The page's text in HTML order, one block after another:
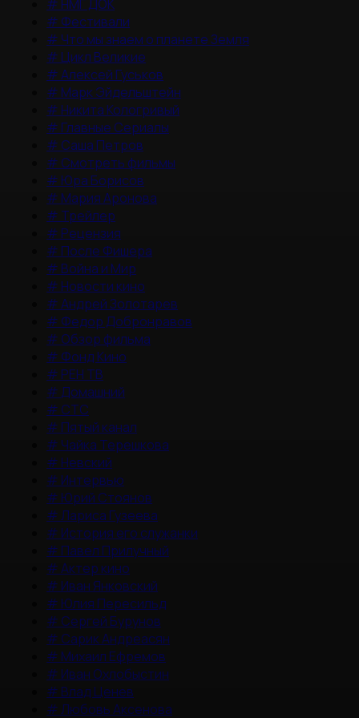
# НМГ ДОК
# Фестивали
# Что мы знаем о планете Земля
# Цикл Великие
#Алексей Гуськов
# Марк Эйдельштейн
# Никита Кологривый
# Главные Сериалы
# Саша Петров
# Смотреть фильмы
# Юра Борисов
# Мария Аронова
# Трейлер
# Рецензия
# После Фишера
# Война и Мир
# Новости кино
#Андрей Золотарев
# Федор Добронравов
# Обзор фильма
# Фонд Кино
# РЕН ТВ
# Домашний
# СТС
# Пятый канал
# Чайка Терешкова
# Невский
# Интервью
# Юрий Стоянов
#Лариса Гузеева
# История его служанки
# Павел Прилучный
#Актер кино
# Иван Янковский
# Юлия Пересильд
# Сергей Бурунов
# Сарик Андреасян
# Михаил Ефремов
# Иван Охлобыстин
# Влад Ценев
#Любовь Аксенова